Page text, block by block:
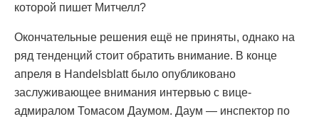
которой пишет Митчелл?
Окончательные решения ещё не приняты, однако на
ряд тенденций стоит обратить внимание. В конце
апреля в Handelsblatt было опубликовано
заслуживающее внимания интервью с вице-
адмиралом Томасом Даумом. Даум — инспектор по